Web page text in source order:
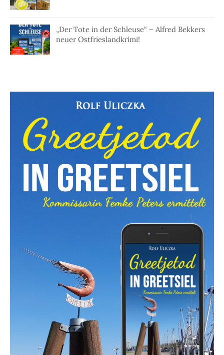
„Der Tote in der Schleuse“ – Alfred Bekkers
neuer Ostfrieslandkrimi!